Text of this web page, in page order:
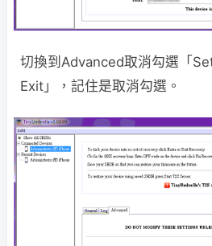
切換到Advanced取消勾選「
Exit」，記住是取消勾選。